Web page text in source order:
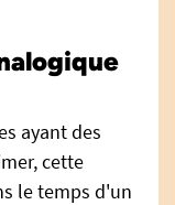
ayant des
cette
le temps d'un